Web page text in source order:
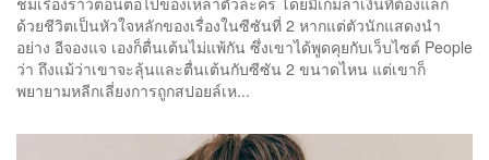
ด้วยชีวิตเป็นหัวใจหลักของเรื่องในซีซันที่ 2 หากแต่ตัวนักแสดงนำ
อย่าง อีจองแจ เองก็ตื่นเต้นไม่แพ้กัน ซึ่งเขาได้พูดคุยกับเว็บไซต์ People
ว่า ถึงแม้ว่าเขาจะลุ้นและตื่นเต้นกับซีซัน 2 ขนาดไหน แต่เขาก็
พยายามหลีกเลี่ยงการถูกสปอยล์เห...